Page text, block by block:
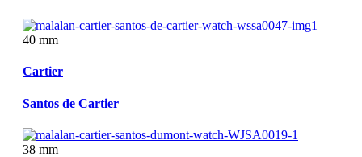
40 mm
Cartier
Santos de Cartier
38 mm